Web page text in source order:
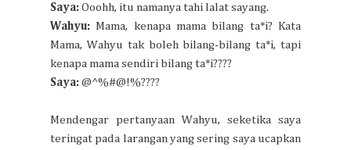
Saya: Ooohh, itu namanya tahi lalat sayang.
Wahyu: Mama, kenapa mama bilang ta*i? Kata
Mama, Wahyu tak boleh bilang-bilang ta*i, tapi
kenapa mama sendiri bilang ta*i????
Saya: @^%#@!%????
Mendengar pertanyaan Wahyu, seketika saya
teringat pada larangan yang sering saya ucapkan